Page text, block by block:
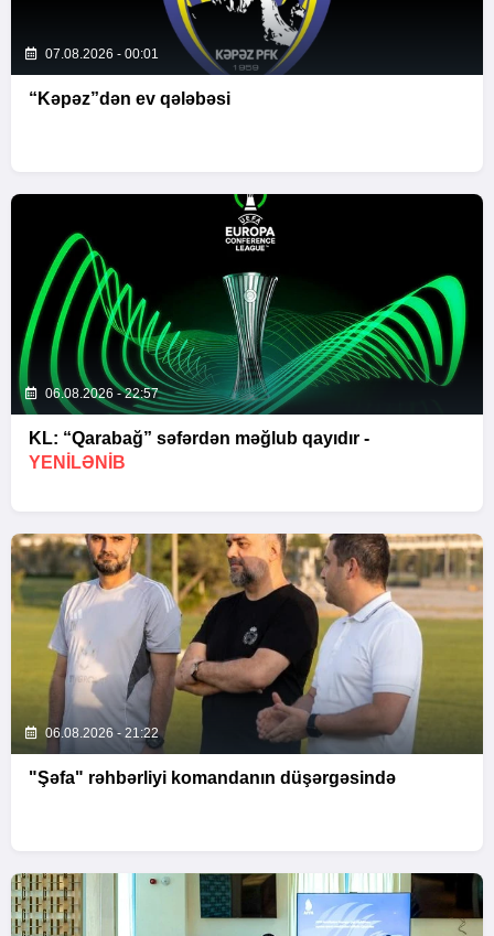
07.08.2026 - 00:01
“Kəpəz”dən ev qələbəsi
06.08.2026 - 22:57
KL: “Qarabağ” səfərdən məğlub qayıdır -
YENİLƏNİB
06.08.2026 - 21:22
"Şəfa" rəhbərliyi komandanın düşərgəsində